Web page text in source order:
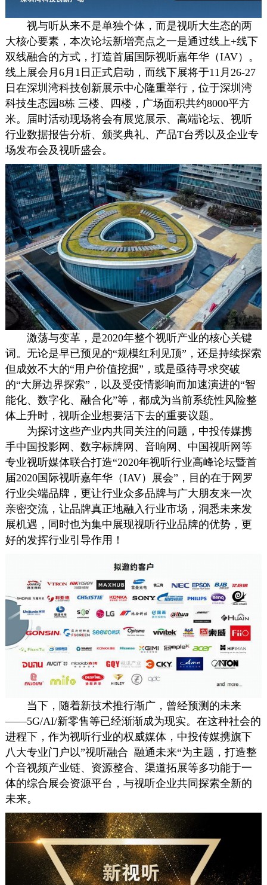
视与听从来不是单独个体，而是视听大生态的两
大核心要素，本次论坛新增亮点之一是通过线上+线下
双线融合的方式，打造首届国际视听嘉年华（IAV）。
线上展会月6月1日正式启动，而线下展将于11月26-27
日在深圳湾科技创新展示中心隆重举行，位于深圳湾
科技生态园8栋 三楼、四楼，广场面积共约8000平方
米。届时活动现场将会有展览展示、高端论坛、视听
行业数据报告分析、颁奖典礼、产品T台秀以及企业专
场发布会及视听盛会。
激荡与变革，是2020年整个视听产业的核心关键
词。无论是早已预见的“规模红利见顶”，还是持续探索
但成效不大的“用户价值挖掘”，或是亟待寻求突破
的“大屏边界探索”，以及受疫情影响而加速演进的“智
能化、数字化、融合化”等，都成为当前系统性风险整
体上升时，视听企业想要活下去的重要议题。
为探讨这些产业内共同关注的问题，中投传媒携
手中国投影网、 数字标牌 网、音响网、中国视听网等
专业视听媒体联合打造“2020年视听行业高峰论坛暨首
届2020国际视听嘉年华（IAV）展会”，目的在于网罗
行业尖端品牌，更让行业众多品牌与广大朋友来一次
亲密交流，让品牌真正地融入行业市场，洞悉未来发
展机遇，同时也为集中展现视听行业品牌的优势，更
好的发挥行业引导作用！
当下，随着新技术推行渐广，曾经预测的未来
——5G/AI/新零售等已经渐渐成为现实。在这种社会的
进程下，作为视听行业的权威媒体，中投传媒携旗下
八大专业门户以”视听融合 融通未来“为主题，打造整
个音视频产业链、资源整合、渠道拓展等多功能于一
体的综合展会资源平台，与视听企业共同探索全新的
未来。